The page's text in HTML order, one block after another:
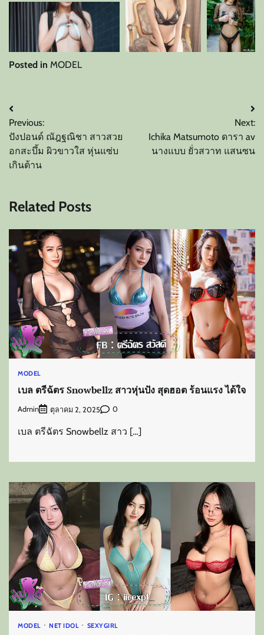
Posted in MODEL
แนะแนว
เรื่อง
Previous:
ปังปอนด์ ณัฎฐณิชา สาวสวย
อกสะบึ้ม ผิวขาวใส หุ่นแซ่บ
เกินต้าน
Next:
Ichika Matsumoto ดารา av
นางแบบ ยั่วสวาท แสนซน
Related Posts
MODEL
เบล ตรีฉัตร Snowbellz สาวหุ่นปัง สุดฮอต ร้อนแรง ได้ใจ
Admin ตุลาคม 2, 2025 0
เบล ตรีฉัตร Snowbellz สาว […]
MODEL NET IDOL SEXYGIRL